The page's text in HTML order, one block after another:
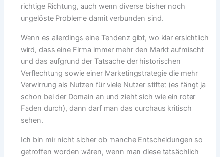
richtige Richtung, auch wenn diverse bisher noch
ungelöste Probleme damit verbunden sind.
Wenn es allerdings eine Tendenz gibt, wo klar ersichtlich
wird, dass eine Firma immer mehr den Markt aufmischt
und das aufgrund der Tatsache der historischen
Verflechtung sowie einer Marketingstrategie die mehr
Verwirrung als Nutzen für viele Nutzer stiftet (es fängt ja
schon bei der Domain an und zieht sich wie ein roter
Faden durch), dann darf man das durchaus kritisch
sehen.
Ich bin mir nicht sicher ob manche Entscheidungen so
getroffen worden wären, wenn man diese tatsächlich